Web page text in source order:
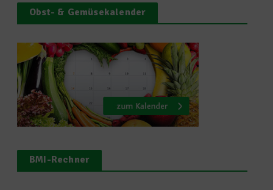
Obst- & Gemüsekalender
BMI-Rechner